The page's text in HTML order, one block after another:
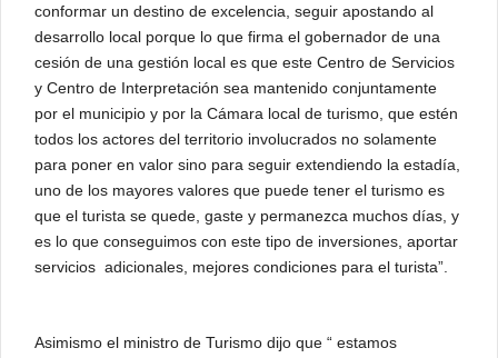
conformar un destino de excelencia, seguir apostando al
desarrollo local porque lo que firma el gobernador de una
cesión de una gestión local es que este Centro de Servicios
y Centro de Interpretación sea mantenido conjuntamente
por el municipio y por la Cámara local de turismo, que estén
todos los actores del territorio involucrados no solamente
para poner en valor sino para seguir extendiendo la estadía,
uno de los mayores valores que puede tener el turismo es
que el turista se quede, gaste y permanezca muchos días, y
es lo que conseguimos con este tipo de inversiones, aportar
servicios adicionales, mejores condiciones para el turista”.
Asimismo el ministro de Turismo dijo que “ estamos